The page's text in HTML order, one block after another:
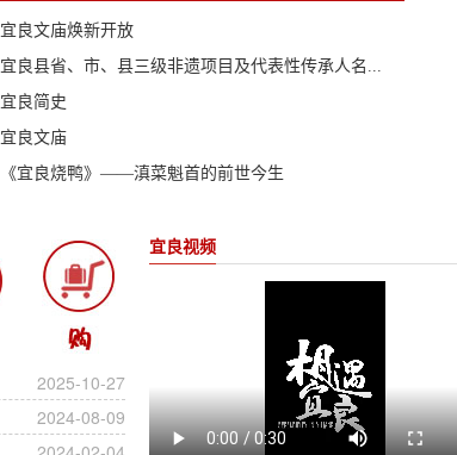
宜良文庙焕新开放
宜良县省、市、县三级非遗项目及代表性传承人名...
宜良简史
宜良文庙
《宜良烧鸭》——滇菜魁首的前世今生
2025-10-27
2024-08-09
宜良视频